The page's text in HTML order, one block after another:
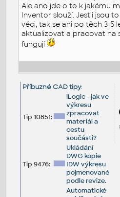
Ale ano jde o to k jakému
Inventor slouží. Jestli jsou
věci, tak se ani po těch 3-5
aktualizovat a pracovat na
fungují
Příbuzné CAD tipy:
Tip 10851:
iLogic - jak ve
výkresu
zpracovat
materiál a
cestu
součásti?
Tip 9476:
Ukládání
DWG kopie
IDW výkresu
pojmenované
podle revize.
Automatické